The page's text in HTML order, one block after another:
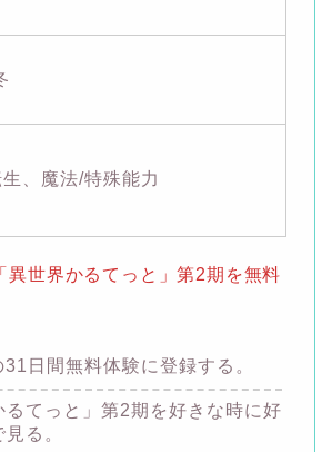
、魔法/特殊能力
世界かるてっと」第2期を無料
日間無料体験に登録する。
るてっと」第2期を好きな時に好
る。